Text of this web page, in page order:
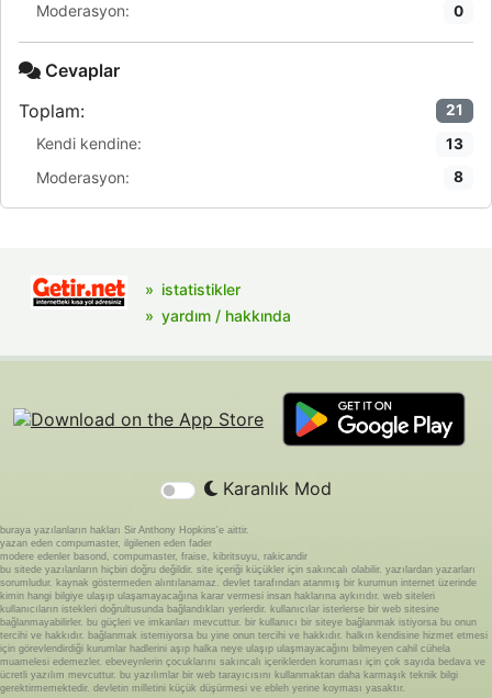
Moderasyon: 0
Cevaplar
Toplam:
21
Kendi kendine: 13
Moderasyon: 8
istatistikler
yardım / hakkında
Karanlık Mod
buraya yazılanların hakları Sir Anthony Hopkins'e aittir.
yazan eden compumaster, ilgilenen eden fader
modere edenler basond, compumaster, fraise, kibritsuyu, rakicandir
bu sitede yazılanların hiçbiri doğru değildir. site içeriği küçükler için sakıncalı olabilir. yazılardan yazarları
sorumludur. kaynak göstermeden alıntılanamaz. devlet tarafından atanmış bir kurumun internet üzerinde
kimin hangi bilgiye ulaşıp ulaşamayacağına karar vermesi insan haklarına aykırıdır. web siteleri
kullanıcıların istekleri doğrultusunda bağlandıkları yerlerdir. kullanıcılar isterlerse bir web sitesine
bağlanmayabilirler. bu güçleri ve imkanları mevcuttur. bir kullanıcı bir siteye bağlanmak istiyorsa bu onun
tercihi ve hakkıdır. bağlanmak istemiyorsa bu yine onun tercihi ve hakkıdır. halkın kendisine hizmet etmesi
için görevlendirdiği kurumlar hadlerini aşıp halka neye ulaşıp ulaşmayacağını bilmeyen cahil cühela
muamelesi edemezler. ebeveynlerin çocuklarını sakıncalı içeriklerden koruması için çok sayıda bedava ve
ücretli yazılım mevcuttur. bu yazılımlar bir web tarayıcısını kullanmaktan daha karmaşık teknik bilgi
gerektirmemektedir. devletin milletini küçük düşürmesi ve ebleh yerine koyması yasaktır.